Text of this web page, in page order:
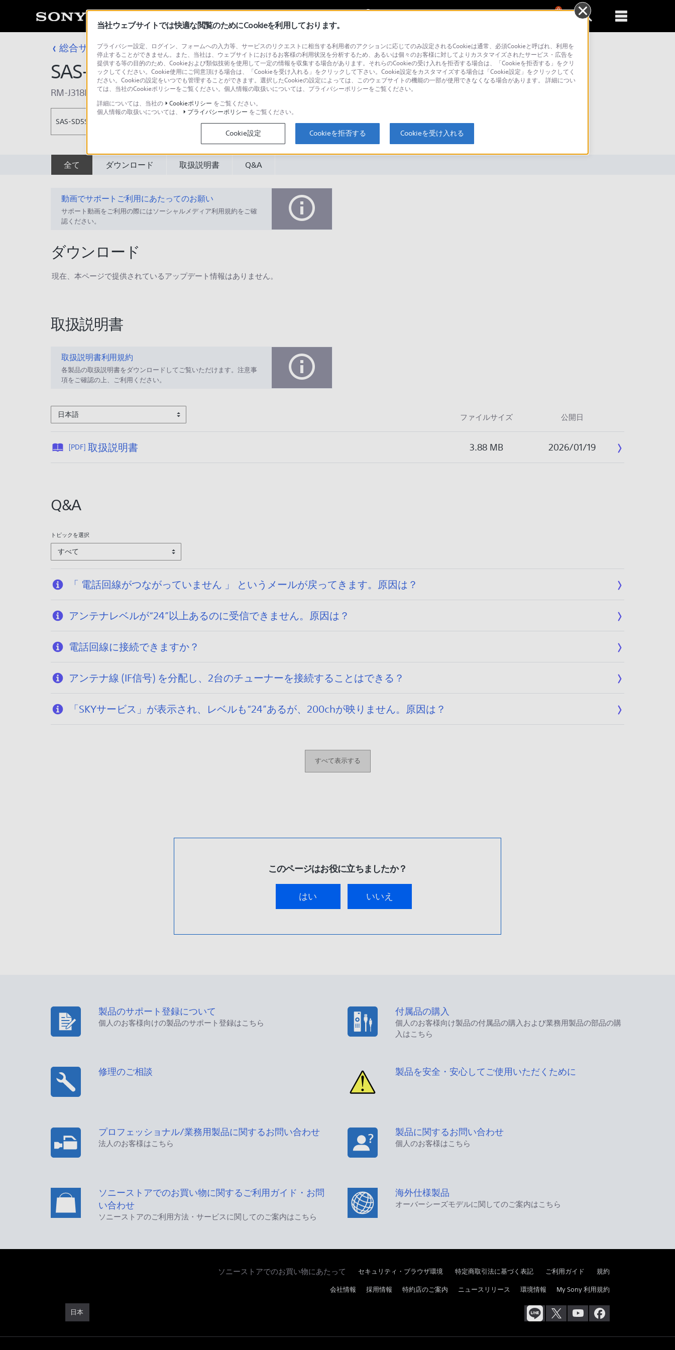
0
総合サポート・お問い合わせ アクセサリー （テレビ／プロジェクター）
SAS-SD5SET
RM-J318D SAN-40DK2
SAS-SD5SET 検索
全て ダウンロード 取扱説明書 Q&A
動画でサポートご利用にあたってのお願い
サポート動画をご利用の際にはソーシャルメディア利用規約をご確
認ください。
ダウンロード
現在、本ページで提供されているアップデート情報はありません。
取扱説明書
取扱説明書利用規約
各製品の取扱説明書をダウンロードしてご覧いただけます。注意事
項をご確認の上、ご利用ください。
日本語 ファイルサイズ 公開日
[PDF] 取扱説明書公
/
0
1
/
3.88 MB 2026/01/19
Q&A
トピックを選択
すべて
「 電話回線がつながっていません 」 というメールが戻ってきます。原因は？
アンテナレベルが“24”以上あるのに受信できません。原因は？
電話回線に接続できますか？
アンテナ線 (IF信号) を分配し、2台のチューナーを接続することはできる？
「SKYサービス」が表示され、レベルも“24”あるが、200chが映りません。原因は？
すべて表示する
このページはお役に立ちましたか？
はい いいえ
製品のサポート登録について
個人のお客様向けの製品のサポート登録はこちら
付属品の購入
個人のお客様向け製品の付属品の購入および業務用製品の部品の購
入はこちら
修理のご相談 製品を安全・安心してご使用いただくために
プロフェッショナル/業務用製品に関するお問い合わせ
法人のお客様はこちら
製品に関するお問い合わせ
個人のお客様はこちら
ソニーストアでのお買い物に関するご利用ガイド・お問
い合わせ
ソニーストアのご利用方法・サービスに関してのご案内はこちら
海外仕様製品
オーバーシーズモデルに関してのご案内はこちら
ソニーストアでのお買い物にあたって セキュリティ・ブラウザ環境 特定商取引法に基づく表記 ご利用ガイド 規約
日本
会社情報 採用情報 特約店のご案内 ニュースリリース 環境情報 My Sony 利用規約
当社ウェブサイトでは快適な閲覧のためにCookieを利用しております。
プライバシー設定、ログイン、フォームへの入力等、サービスのリクエストに相当する利用者のアクションに応じてのみ設定されるCookieは通常、必須Cookieと呼ばれ、利用を
停止することができません。また、当社は、ウェブサイトにおけるお客様の利用状況を分析するため、あるいは個々のお客様に対してよりカスタマイズされたサービス・広告を
提供する等の目的のため、Cookieおよび類似技術を使用して一定の情報を収集する場合があります。それらのCookieの受け入れを拒否する場合は、「Cookieを拒否する」をクリ
ックしてください。Cookie使用にご同意頂ける場合は、「Cookieを受け入れる」をクリックして下さい。Cookie設定をカスタマイズする場合は「Cookie設定」をクリックしてく
ださい。Cookieの設定をいつでも管理することができます。選択したCookieの設定によっては、このウェブサイトの機能の一部が使用できなくなる場合があります。 詳細につい
ては、当社のCookieポリシーをご覧ください。個人情報の取扱いについては、プライバシーポリシーをご覧ください。
詳細については、当社の
Cookieポリシー をご覧ください。
個人情報の取扱いについては、
プライバシーポリシー をご覧ください。
Cookie設定 Cookieを拒否する Cookieを受け入れる